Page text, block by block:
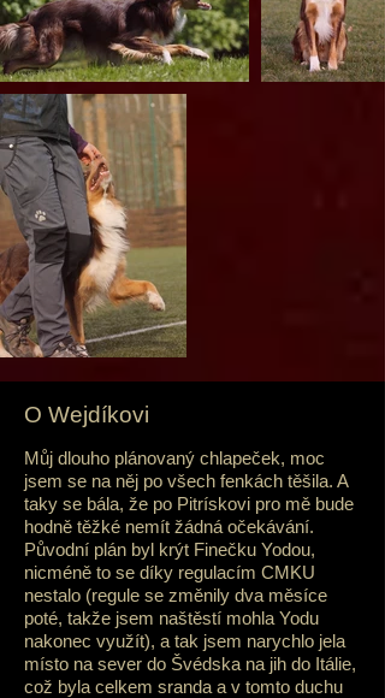
O Wejdíkovi
Můj dlouho plánovaný chlapeček, moc
jsem se na něj po všech fenkách těšila. A
taky se bála, že po Pitrískovi pro mě bude
hodně těžké nemít žádná očekávání.
Původní plán byl krýt Finečku Yodou,
nicméně to se díky regulacím CMKU
nestalo (regule se změnily dva měsíce
poté, takže jsem naštěstí mohla Yodu
nakonec využít), a tak jsem narychlo jela
místo na sever do Švédska na jih do Itálie,
což byla celkem sranda a v tomto duchu